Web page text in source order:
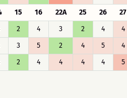
15 16 22A 25 26 27
2 4 3 2 4 4
3 5 2 4 5 4
2 4 4 4 4 5